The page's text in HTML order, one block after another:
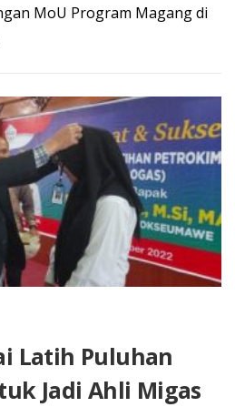
MоU Prоgrаm Mаgаng di
Latih Puluhan
Jadi Ahli Migas